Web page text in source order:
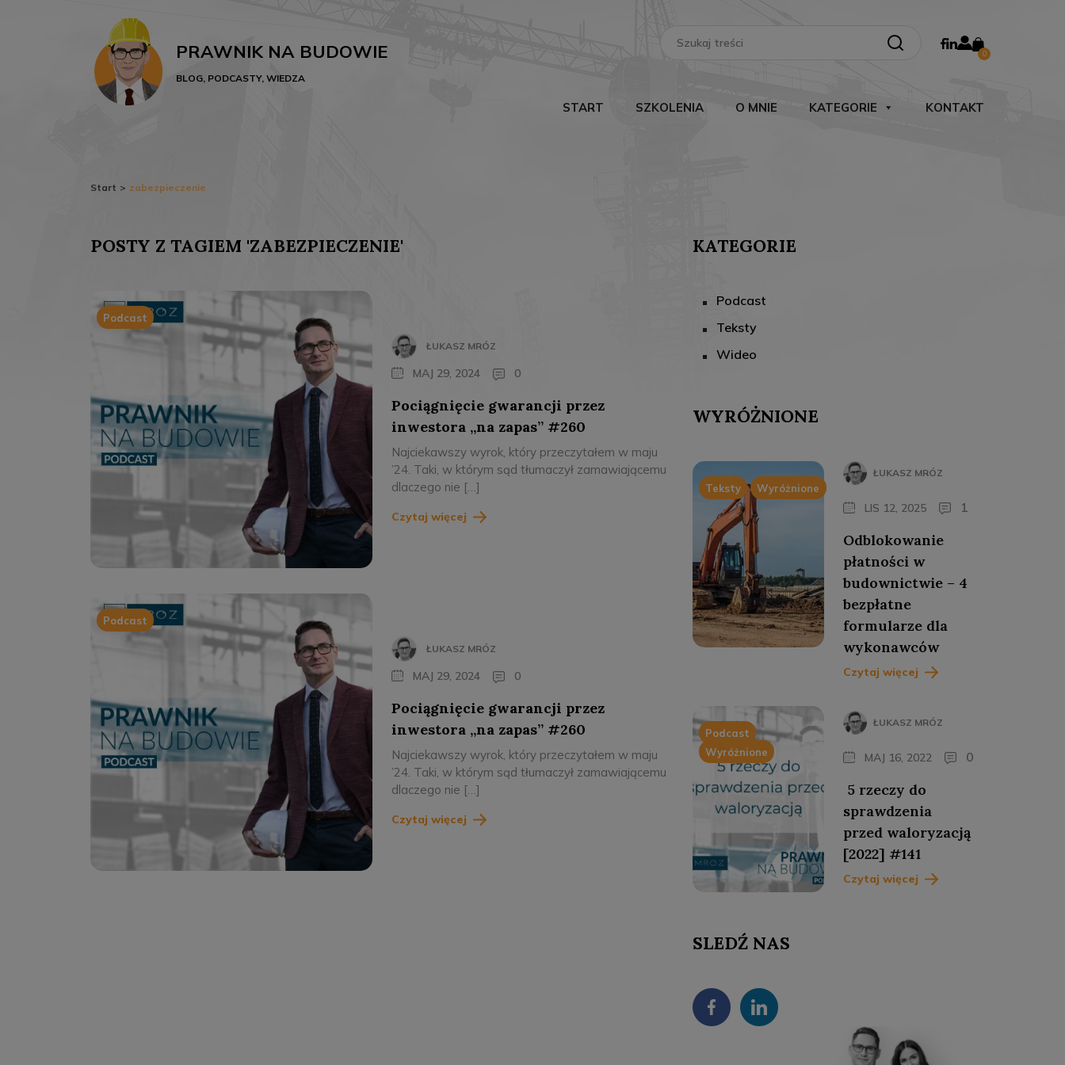
PRAWNIK NA BUDOWIE
BLOG, PODCASTY, WIEDZA
for:
0
START SZKOLENIA O MNIE KATEGORIE KONTAKT
Start > zabezpieczenie
POSTY Z TAGIEM 'ZABEZPIECZENIE'
Podcast
ŁUKASZ MRÓZ
MAJ 29, 2024 0
Pociągnięcie gwarancji przez
inwestora „na zapas” #260
Najciekawszy wyrok, który przeczytałem w maju
’24. Taki, w którym sąd tłumaczył zamawiającemu
dlaczego nie […]
Czytaj więcej
Podcast
ŁUKASZ MRÓZ
MAJ 29, 2024 0
Pociągnięcie gwarancji przez
inwestora „na zapas” #260
Najciekawszy wyrok, który przeczytałem w maju
’24. Taki, w którym sąd tłumaczył zamawiającemu
dlaczego nie […]
Czytaj więcej
KATEGORIE
Podcast
Teksty
Wideo
WYRÓŻNIONE
Teksty Wyróżnione
ŁUKASZ MRÓZ
LIS 12, 2025 1
Odblokowanie
płatności w
budownictwie – 4
bezpłatne
formularze dla
wykonawców
Czytaj więcej
Podcast
Wyróżnione
ŁUKASZ MRÓZ
MAJ 16, 2022 0
5 rzeczy do
sprawdzenia
przed waloryzacją
[2022] #141
Czytaj więcej
SLEDŹ NAS